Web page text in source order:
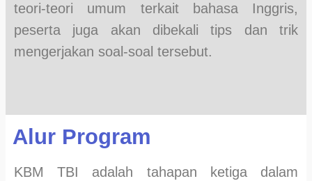
teori-teori umum terkait bahasa Inggris,
peserta juga akan dibekali tips dan trik
mengerjakan soal-soal tersebut.
Alur Program
KBM TBI adalah tahapan ketiga dalam